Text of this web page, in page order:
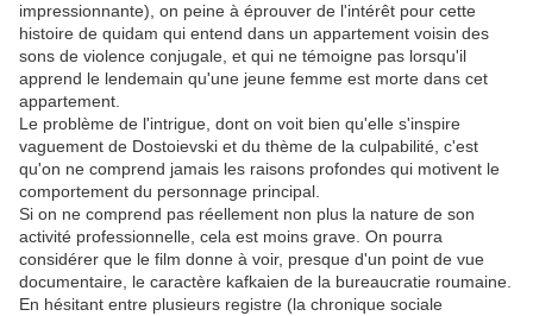
impressionnante), on peine à éprouver de l'intérêt pour cette
histoire de quidam qui entend dans un appartement voisin des
sons de violence conjugale, et qui ne témoigne pas lorsqu'il
apprend le lendemain qu'une jeune femme est morte dans cet
appartement.
Le problème de l'intrigue, dont on voit bien qu'elle s'inspire
vaguement de Dostoievski et du thème de la culpabilité, c'est
qu'on ne comprend jamais les raisons profondes qui motivent le
comportement du personnage principal.
Si on ne comprend pas réellement non plus la nature de son
activité professionnelle, cela est moins grave. On pourra
considérer que le film donne à voir, presque d'un point de vue
documentaire, le caractère kafkaien de la bureaucratie roumaine.
En hésitant entre plusieurs registre (la chronique sociale